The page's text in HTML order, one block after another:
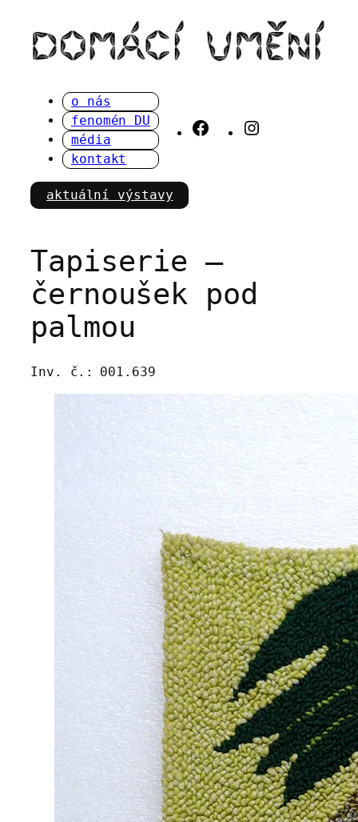
obsah
o nás
fenomén DU
média
kontakt
Facebook
aktuální výstavy
Tapiserie –
černoušek pod
palmou
Inv. č.: 001.639